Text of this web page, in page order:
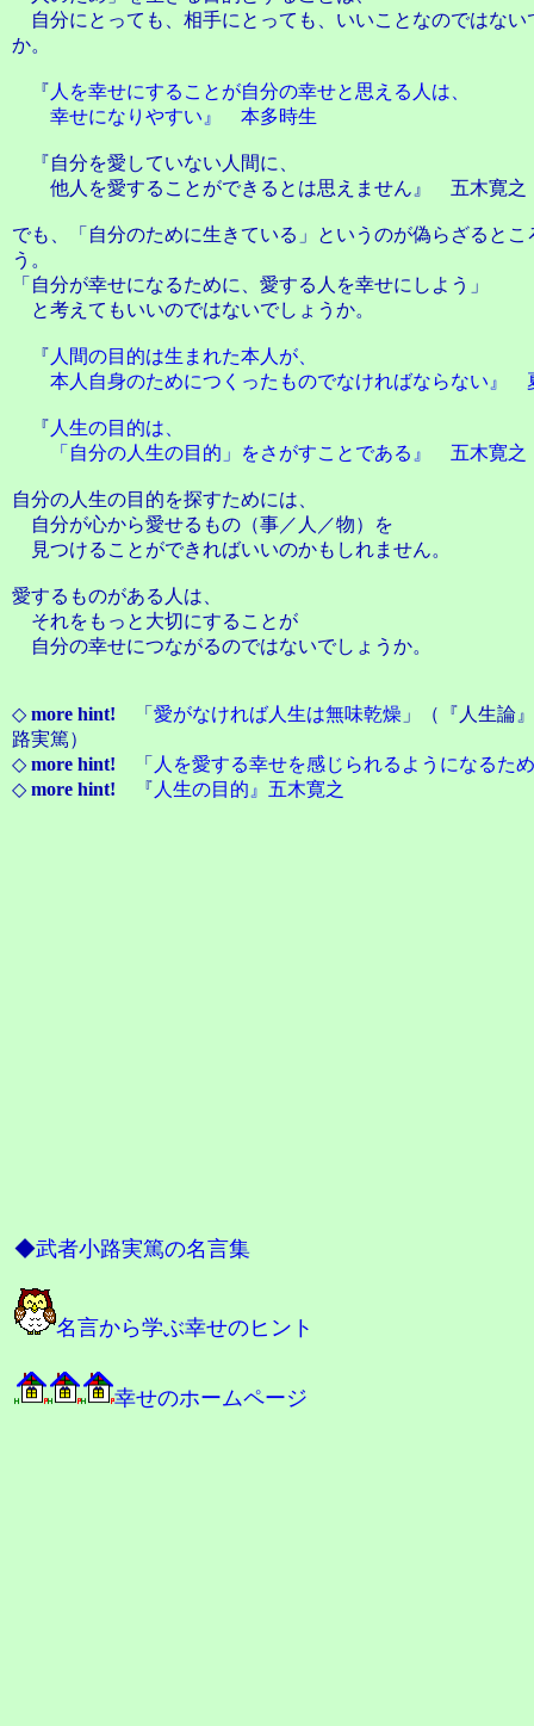
自分にとっても、相手にとっても、いいことなのではない
か。
『 人を幸せにすることが自分の幸せと思える人は、
幸せになりやすい』 本多時生
『自分を愛していない人間に、
他人を愛することができるとは思えません』 五木寛之
でも、「自分のために生きている」というのが偽らざるとこ
う。
「自分が幸せになるために、愛する人を幸せにしよう」
と考えてもいいのではないでしょうか。
『 人間の目的は生まれた本人が、
本人自身のためにつくったものでなければならない』
『 人生の目的は、
「自分の人生の目的」をさがすことである』 五木寛之
自分の人生の目的を探すためには、
自分が心から愛せるもの（事／人／物）を
見つけることができればいいのかもしれません。
愛するものがある人は、
それをもっと大切にすることが
自分の幸せにつながるのではないでしょうか。
◇ more hint! 「 愛がなければ人生は無味乾燥 」（『人生論
路実篤）
◇ more hint! 「 人を愛する幸せを感じられるようになるた
◇ more hint! 『 人生の目的』五木寛之
◆武者小路実篤の名言集
名言から学ぶ幸せのヒント
幸せのホームページ